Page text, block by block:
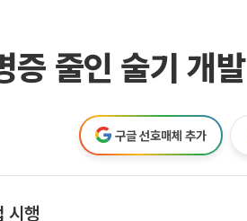
증 줄인 술기 개발
구글 선호매체 추가
시행